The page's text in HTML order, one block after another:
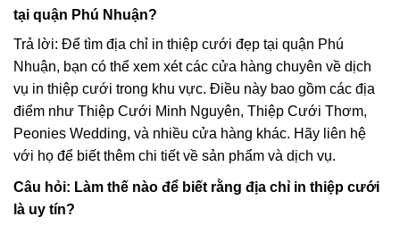
tại quận Phú Nhuận?
Trả lời: Để tìm địa chỉ in thiệp cưới đẹp tại quận Phú
Nhuận, bạn có thể xem xét các cửa hàng chuyên về dịch
vụ in thiệp cưới trong khu vực. Điều này bao gồm các địa
điểm như Thiệp Cưới Minh Nguyên, Thiệp Cưới Thơm,
Peonies Wedding, và nhiều cửa hàng khác. Hãy liên hệ
với họ để biết thêm chi tiết về sản phẩm và dịch vụ.
Câu hỏi: Làm thế nào để biết rằng địa chỉ in thiệp cưới
là uy tín?